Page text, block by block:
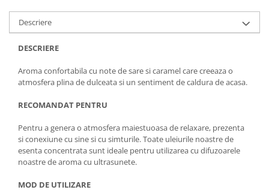
Descriere
DESCRIERE
Aroma confortabila cu note de sare si caramel care creeaza o
atmosfera plina de dulceata si un sentiment de caldura de acasa.
RECOMANDAT PENTRU
Pentru a genera o atmosfera maiestuoasa de relaxare, prezenta
si conexiune cu sine si cu simturile. Toate uleiurile noastre de
esenta concentrata sunt ideale pentru utilizarea cu difuzoarele
noastre de aroma cu ultrasunete.
MOD DE UTILIZARE